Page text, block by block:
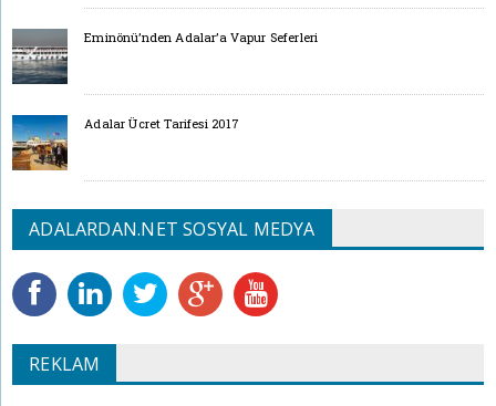
Eminönü’nden Adalar’a Vapur Seferleri
Adalar Ücret Tarifesi 2017
ADALARDAN.NET SOSYAL MEDYA
REKLAM